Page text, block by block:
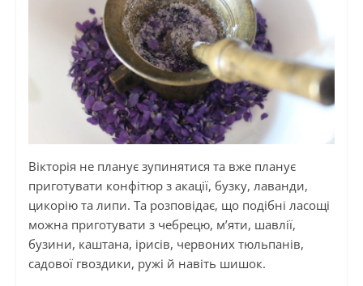
Вікторія не планує зупинятися та вже планує
приготувати конфітюр з акації, бузку, лаванди,
цикорію та липи. Та розповідає, що подібні ласощі
можна приготувати з чебрецю, м’яти, шавлії,
бузини, каштана, ірисів, червоних тюльпанів,
садової гвоздики, ружі й навіть шишок.